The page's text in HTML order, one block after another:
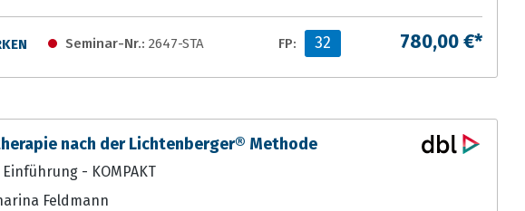
Seminar-Nr.: 2647-STA FP: 32 780,00 €*
nach der Lichtenberger® Methode
Einführung - KOMPAKT
Feldmann